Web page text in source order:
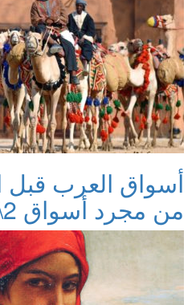
أسواق العرب قبل
من مجرد أسواق 2\2